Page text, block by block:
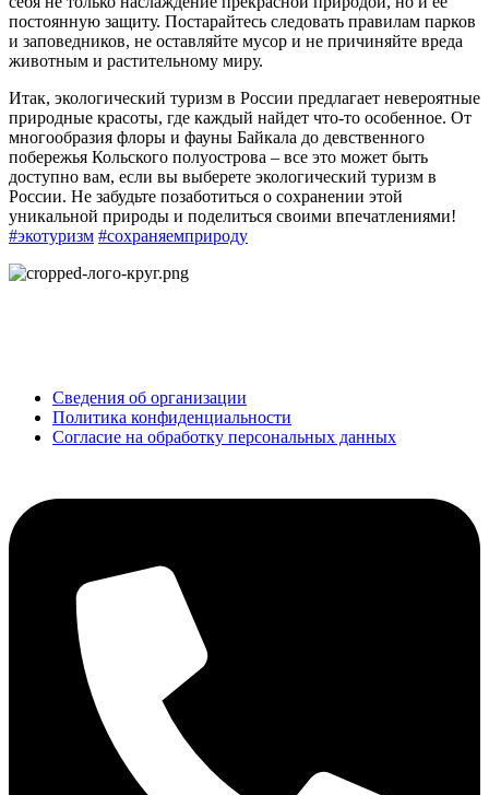
постоянную защиту. Постарайтесь следовать правилам парков
и заповедников, не оставляйте мусор и не причиняйте вреда
животным и растительному миру.
Итак, экологический туризм в России предлагает невероятные
природные красоты, где каждый найдет что-то особенное. От
многообразия флоры и фауны Байкала до девственного
побережья Кольского полуострова – все это может быть
доступно вам, если вы выберете экологический туризм в
России. Не забудьте позаботиться о сохранении этой
уникальной природы и поделиться своими впечатлениями!
#экотуризм #сохраняемприроду
Сведения об организации
Политика конфиденциальности
Согласие на обработку персональных данных